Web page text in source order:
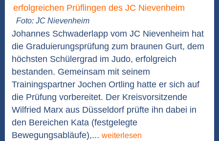
Foto: JC Nievenheim
Johannes Schwaderlapp vom JC Nievenheim hat
die Graduierungsprüfung zum braunen Gurt, dem
höchsten Schülergrad im Judo, erfolgreich
bestanden. Gemeinsam mit seinem
Trainingspartner Jochen Ortling hatte er sich auf
die Prüfung vorbereitet. Der Kreisvorsitzende
Wilfried Marx aus Düsseldorf prüfte ihn dabei in
den Bereichen Kata (festgelegte
Bewegungsabläufe),... weiterlesen